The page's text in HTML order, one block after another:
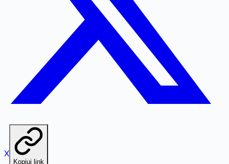
X
Kopiuj link